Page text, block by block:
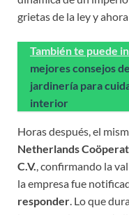
grietas de la ley y
También te puede
mejores consejos
jardinería para
interior
Horas después, el
Netherlands
C.V., confirmando la
la empresa fue
responder. Lo que